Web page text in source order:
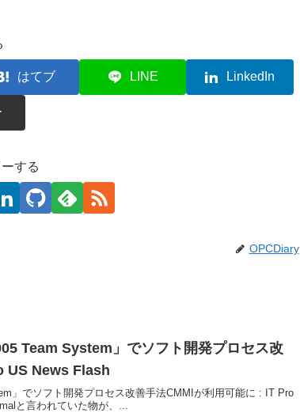
はてブ LINE LinkedIn
する
OPCDiary
Team System」でソフト開発プロセス改
US News Flash
」でソフト開発プロセス改善手法CMMIが利用可能に : IT Pro
と言われていた物が、...